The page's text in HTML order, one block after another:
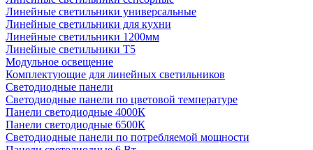
Линейные светильники универсальные
Линейные светильники для кухни
Линейные светильники 1200мм
Линейные светильники Т5
Модульное освещение
Комплектующие для линейных светильников
Светодиодные панели
Светодиодные панели по цветовой температуре
Панели светодиодные 4000К
Панели светодиодные 6500К
Светодиодные панели по потребляемой мощности